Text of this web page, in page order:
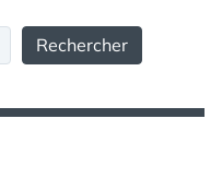
Rechercher